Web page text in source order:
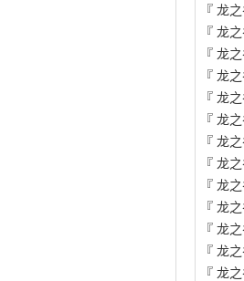
『 龙之
『 龙之
『 龙之
『 龙
『 龙
『 龙
『 龙
『 龙
『 龙
『 龙
『 龙
『 龙
『 龙